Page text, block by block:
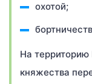
охотой;
На
княжества